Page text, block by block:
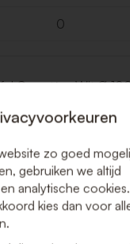
Caractère Wit Ø
zo goed
gebruiken we altijd
analytische
kies dan voor